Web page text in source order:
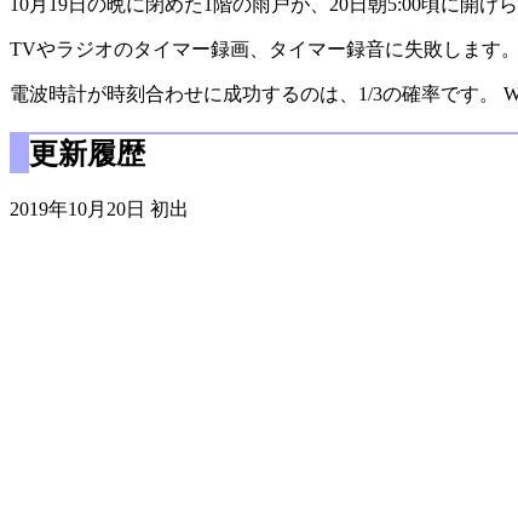
10月19日の晩に閉めた1階の雨戸が、20日朝5:00頃に開けら
TVやラジオのタイマー録画、タイマー録音に失敗します。
電波時計が時刻合わせに成功するのは、1/3の確率です。
更新履歴
2019年10月20日 初出